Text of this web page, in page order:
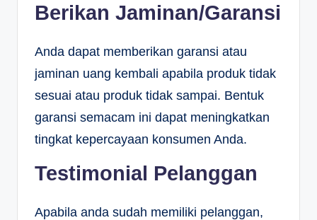
Berikan Jaminan/Garansi
Anda dapat memberikan garansi atau
jaminan uang kembali apabila produk tidak
sesuai atau produk tidak sampai. Bentuk
garansi semacam ini dapat meningkatkan
tingkat kepercayaan konsumen Anda.
Testimonial Pelanggan
Apabila anda sudah memiliki pelanggan,